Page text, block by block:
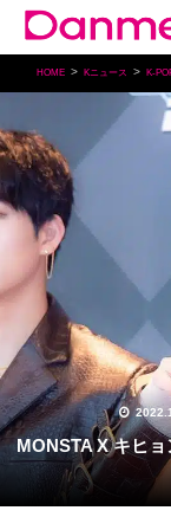
HOME Kニュース K-
MONSTA X キヒョン「結婚したいアイドル」1位も不満気な表